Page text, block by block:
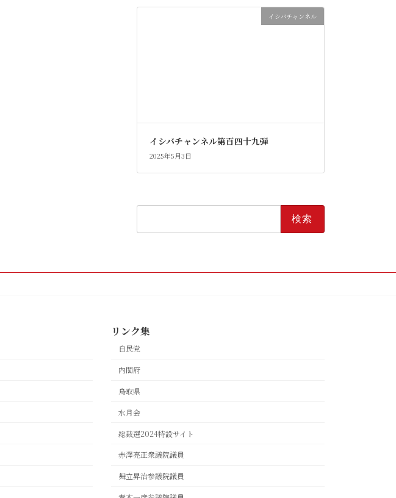
イシバチャンネル
イシバチャンネル第百四十九弾
2025年5月3日
リンク集
自民党
内閣府
鳥取県
水月会
総裁選2024特設サイト
赤澤亮正衆議院議員
舞立昇治参議院議員